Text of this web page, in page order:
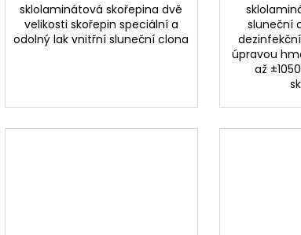
sklolaminátová skořepina dvě
velikosti skořepin speciální a
odolný lak vnitřní sluneční clona
sluneční
úpravou
až